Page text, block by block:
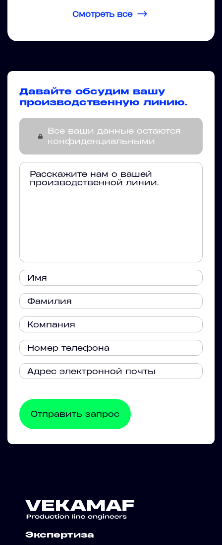
Смотреть все
Давайте обсудим вашу
производственную линию.
Все ваши данные остаются
конфиденциальными
Экспертиза